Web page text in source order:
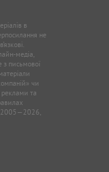
в
не
медіа,
письмової
чи
та
2005—2026,